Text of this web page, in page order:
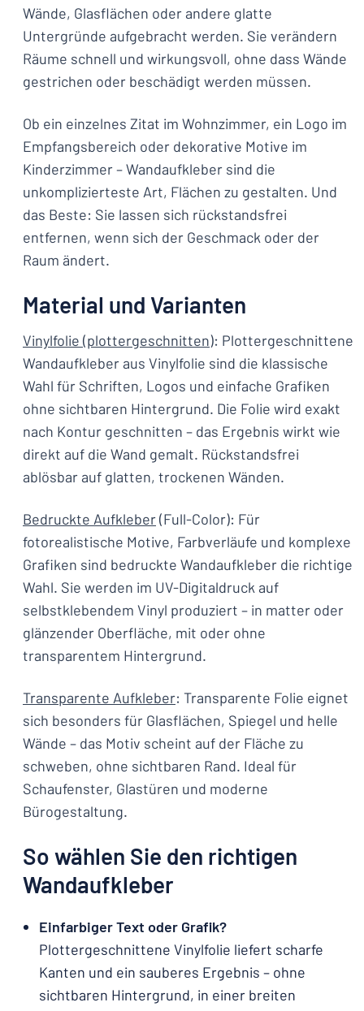
Wände, Glasflächen oder andere glatte
Untergründe aufgebracht werden. Sie verändern
Räume schnell und wirkungsvoll, ohne dass Wände
gestrichen oder beschädigt werden müssen.
Ob ein einzelnes Zitat im Wohnzimmer, ein Logo im
Empfangsbereich oder dekorative Motive im
Kinderzimmer – Wandaufkleber sind die
unkomplizierteste Art, Flächen zu gestalten. Und
das Beste: Sie lassen sich rückstandsfrei
entfernen, wenn sich der Geschmack oder der
Raum ändert.
Material und Varianten
Vinylfolie (plottergeschnitten): Plottergeschnittene
Wandaufkleber aus Vinylfolie sind die klassische
Wahl für Schriften, Logos und einfache Grafiken
ohne sichtbaren Hintergrund. Die Folie wird exakt
nach Kontur geschnitten – das Ergebnis wirkt wie
direkt auf die Wand gemalt. Rückstandsfrei
ablösbar auf glatten, trockenen Wänden.
Bedruckte Aufkleber(Full-Color): Für
fotorealistische Motive, Farbverläufe und komplexe
Grafiken sind bedruckte Wandaufkleber die richtige
Wahl. Sie werden im UV-Digitaldruck auf
selbstklebendem Vinyl produziert – in matter oder
glänzender Oberfläche, mit oder ohne
transparentem Hintergrund.
Transparente Aufkleber: Transparente Folie eignet
sich besonders für Glasflächen, Spiegel und helle
Wände – das Motiv scheint auf der Fläche zu
schweben, ohne sichtbaren Rand. Ideal für
Schaufenster, Glastüren und moderne
Bürogestaltung.
So wählen Sie den richtigen
Wandaufkleber
Einfarbiger Text oder Grafik?
Plottergeschnittene Vinylfolie liefert scharfe
Kanten und ein sauberes Ergebnis – ohne
sichtbaren Hintergrund, in einer breiten